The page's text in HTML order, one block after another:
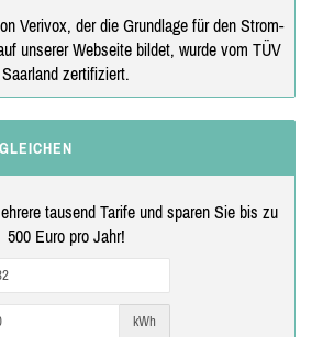
Verivox, der die Grundlage für den Strom-
unserer Webseite bildet, wurde vom TÜV
Saarland zertifiziert.
tausend Tarife und sparen Sie bis zu
500 Euro pro Jahr!
kWh